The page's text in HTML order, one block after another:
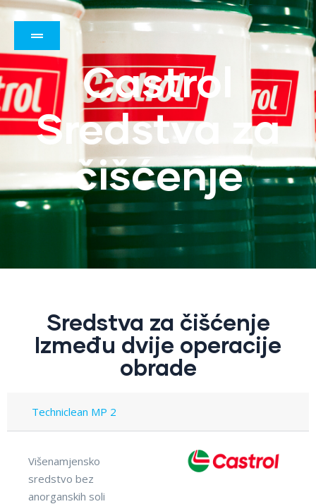
Castrol
Sredstva za
čišćenje
Sredstva za čišćenje
Između dvije operacije
obrade
Techniclean MP 2
Višenamjensko
sredstvo bez
anorganskih soli